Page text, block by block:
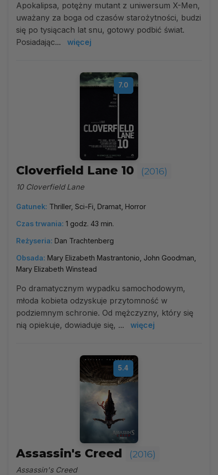
Apokalipsa, potężny mutant z uniwersum X-Men,
uważany za boga od czasów starożytności, budzi
się po tysiącach lat snu, gotowy podbić świat.
Posiadając...
więcej
7.0
Cloverfield Lane 10 (2016)
10 Cloverfield Lane
Gatunek: Thriller, Sci-Fi, Dramat, Horror
Czas trwania: 1 godz. 43 min.
Reżyseria: Dan Trachtenberg
Obsada: Mary Elizabeth Mastrantonio, John Goodman,
Mary Elizabeth Winstead
Po dramatycznym wypadku samochodowym,
młoda kobieta odzyskuje przytomność w
podziemnym schronie. Od mężczyzny, który się
nią opiekuje, dowiaduje się, ...
więcej
5.4
Assassin's Creed (2016)
Assassin's Creed